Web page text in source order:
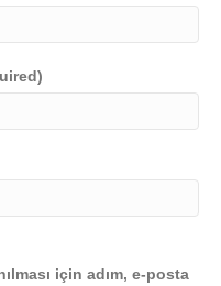
için adım, e-posta